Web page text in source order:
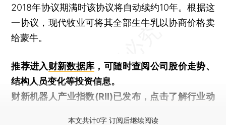
2018年协议期满时该协议将自动续约10年。根据这
一协议，现代牧业可将其全部生牛乳以协商价格卖
给蒙牛。
推荐进入财新数据库 ，可随时查阅公司股价走势、
结构人员变化等投资信息。
财新机器人产业指数(RII)已发布， 点击了解行业动
本文共计0字 订阅后继续阅读